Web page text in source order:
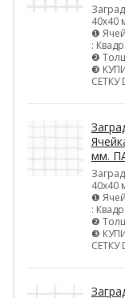
40х40
❶
:
❷
❸
СЕТКУ
мм.
40х40
❶
:
❷
❸
СЕТКУ